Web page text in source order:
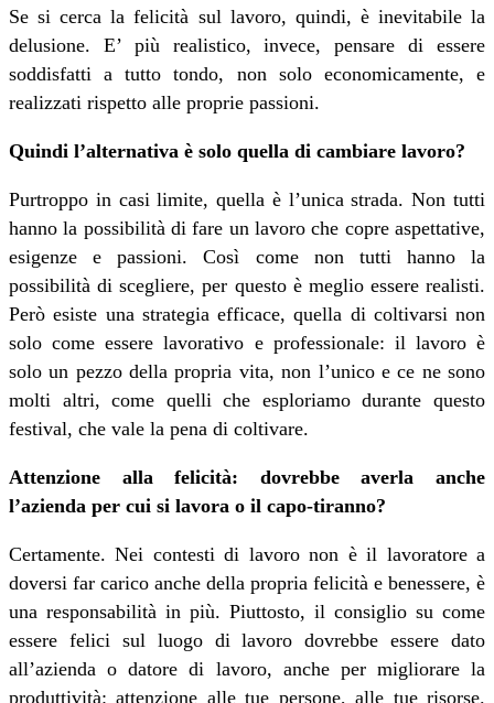
Se si cerca la felicità sul lavoro, quindi, è inevitabile la
delusione. E’ più realistico, invece, pensare di essere
soddisfatti a tutto tondo, non solo economicamente, e
realizzati rispetto alle proprie passioni.
Quindi l’alternativa è solo quella di cambiare lavoro?
Purtroppo in casi limite, quella è l’unica strada. Non tutti
hanno la possibilità di fare un lavoro che copre aspettative,
esigenze e passioni. Così come non tutti hanno la
possibilità di scegliere, per questo è meglio essere realisti.
Però esiste una strategia efficace, quella di coltivarsi non
solo come essere lavorativo e professionale: il lavoro è
solo un pezzo della propria vita, non l’unico e ce ne sono
molti altri, come quelli che esploriamo durante questo
festival, che vale la pena di coltivare.
Attenzione alla felicità: dovrebbe averla anche
l’azienda per cui si lavora o il capo-tiranno?
Certamente. Nei contesti di lavoro non è il lavoratore a
doversi far carico anche della propria felicità e benessere, è
una responsabilità in più. Piuttosto, il consiglio su come
essere felici sul luogo di lavoro dovrebbe essere dato
all’azienda o datore di lavoro, anche per migliorare la
produttività: attenzione alle tue persone, alle tue risorse.